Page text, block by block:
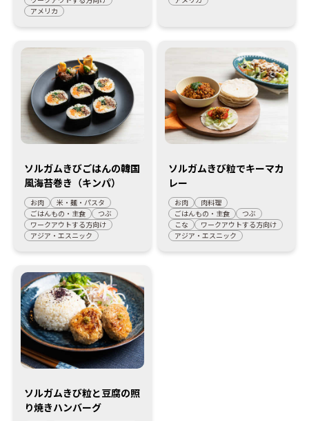
アメリカ
ソルガムきびごはんの韓国
風海苔巻き（キンパ）
お肉
米・麺・パスタ
ごはんもの・主食
つぶ
ワークアウトする方向け
アジア・エスニック
ソルガムきび粒でキーマカ
レー
お肉
肉料理
ごはんもの・主食
つぶ
こな
ワークアウトする方向け
アジア・エスニック
ソルガムきび粒と豆腐の照
り焼きハンバーグ